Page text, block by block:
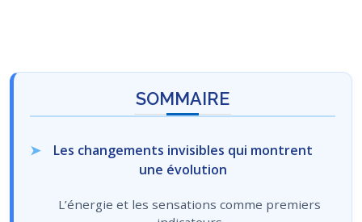
SOMMAIRE
Les changements invisibles qui montrent
une évolution
L’énergie et les sensations comme premiers